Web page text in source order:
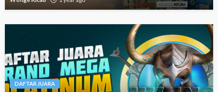
DAFTAR JUARA